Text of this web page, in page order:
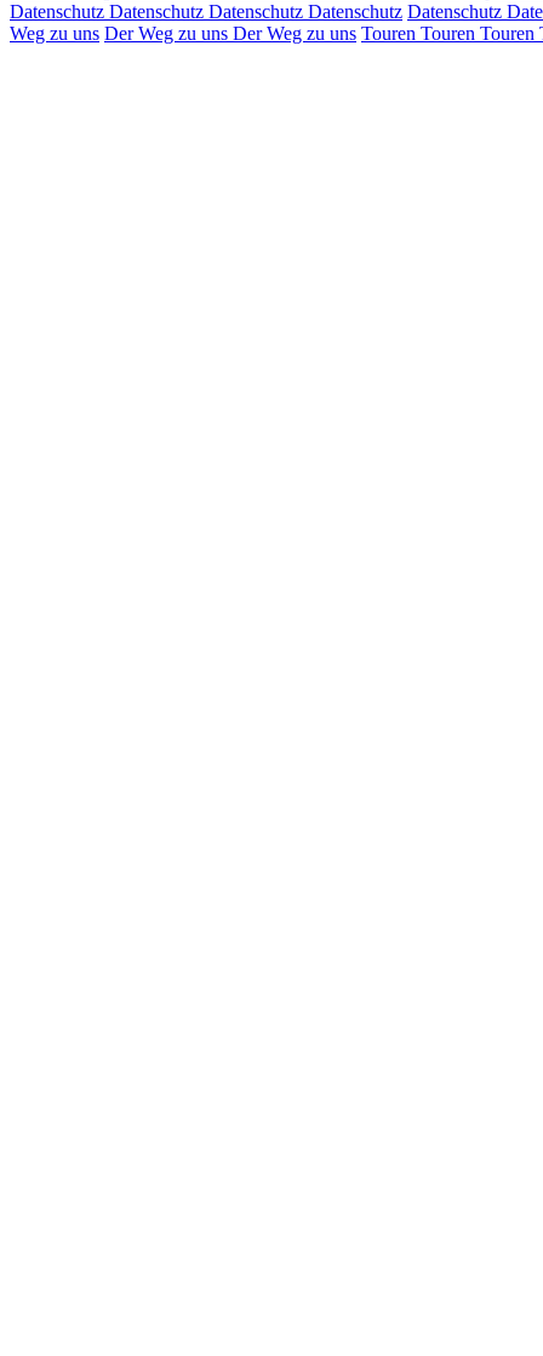
Datenschutz Datenschutz Datenschutz Datenschutz Datenschutz
Weg zu uns Der Weg zu uns Der Weg zu uns Touren Touren Touren